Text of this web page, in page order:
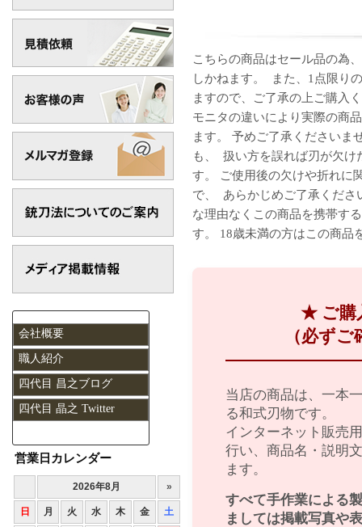
こちらの商品はセール品の為
しかねます。 また、1点限り
ますので、ご了承の上ご購入
モニタの違いにより実際の商
ます。 予めご了承くださいま
も、 扱い方を誤れば刃が欠け
す。 ご使用後の欠けや折れに
で、 あらかじめご了承くださ
な理由なくこの商品を携帯す
す。 18歳未満の方はこの商品
★ ご購
（必ず
当店の商品は、一本
る和式刃物です。
インターネット販売
行い、商品名・説明
ます。
すべて手作業による
ましては掲載写真や
会社概要
職人紹介
四代目 昌之ブログ
四代目 晶之 Twitter
営業日カレンダー